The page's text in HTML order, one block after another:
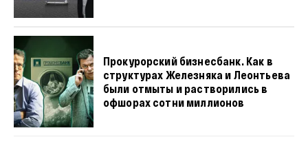
Прокурорский бизнесбанк. Как в
структурах Железняка и Леонтьева
были отмыты и растворились в
офшорах сотни миллионов